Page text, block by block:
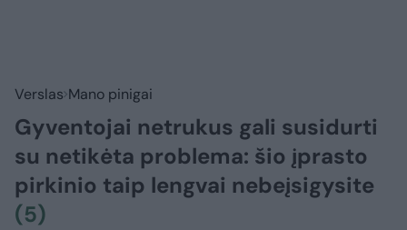
Verslas Mano pinigai
Gyventojai netrukus gali susidurti
su netikėta problema: šio įprasto
pirkinio taip lengvai nebeįsigysite
(5)